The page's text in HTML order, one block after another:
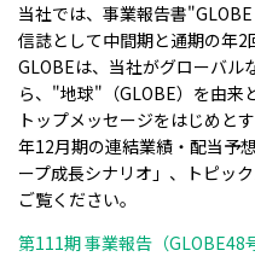
当社では、事業報告書
信誌として中間期と通期の年2
GLOBEは、当社がグローバル
ら、"地球"（GLOBE）を由来
トップメッセージをはじめと
年12月期の連結業績・配当予
ープ成長シナリオ」、トピッ
ご覧ください。​
第111期 事業報告（GLOBE48